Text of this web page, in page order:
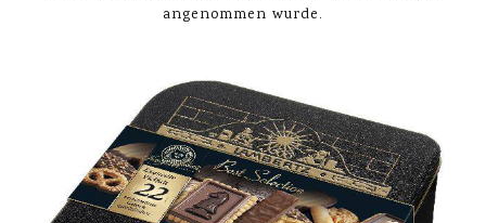
angenommen wurde.